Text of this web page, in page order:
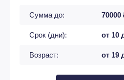
Сумма до: 70000
Срок (дни): от 10
Возраст: от 19